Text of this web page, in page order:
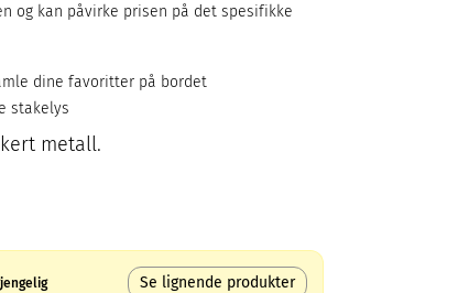
og kan påvirke prisen på det spesifikke
dine favoritter på bordet
stakelys
metall.
Se lignende produkter